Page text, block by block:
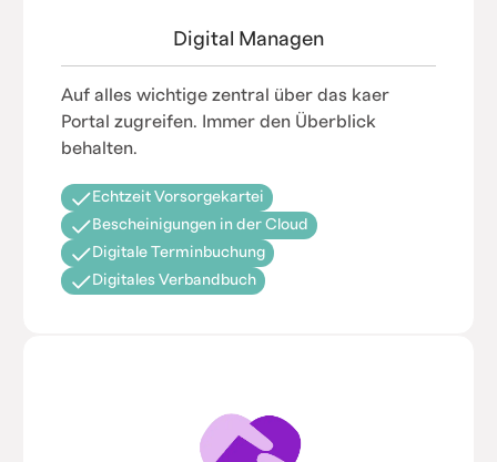
Digital Managen
Auf alles wichtige zentral über das kaer
Portal zugreifen. Immer den Überblick
behalten.
Echtzeit Vorsorgekartei
Bescheinigungen in der Cloud
Digitale Terminbuchung
Digitales Verbandbuch